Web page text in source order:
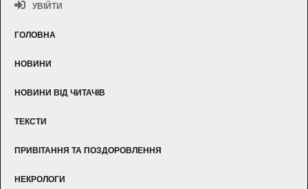
УВІЙТИ
ГОЛОВНА
НОВИНИ
НОВИНИ ВІД ЧИТАЧІВ
ТЕКСТИ
ПРИВІТАННЯ ТА ПОЗДОРОВЛЕННЯ
НЕКРОЛОГИ